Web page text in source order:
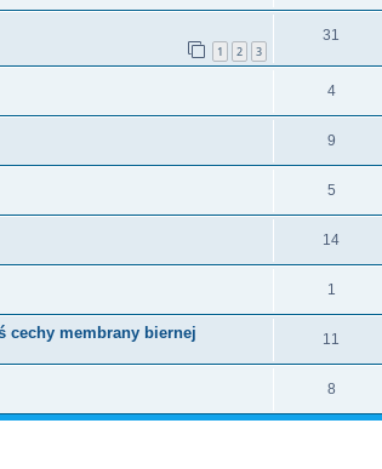
1 2 3
31
4
9
5
14
1
cechy membrany biernej 11
8